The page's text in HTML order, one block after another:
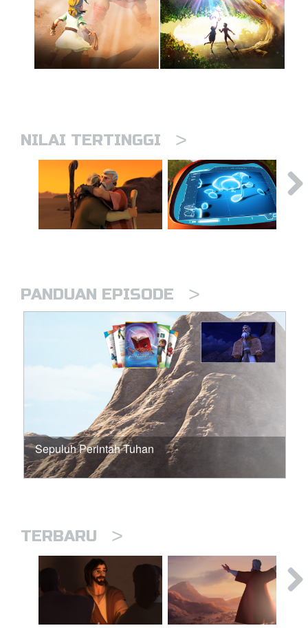
NILAI TERTINGGI >
PANDUAN EPISODE >
Sepuluh Perintah Tuhan
TERBARU >